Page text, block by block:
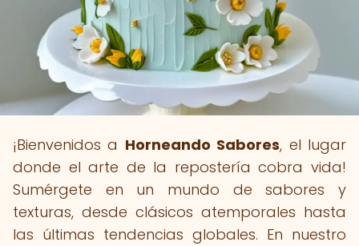
¡Bienvenidos a Horneando Sabores, el lugar
donde el arte de la repostería cobra vida!
Sumérgete en un mundo de sabores y
texturas, desde clásicos atemporales hasta
las últimas tendencias globales. En nuestro